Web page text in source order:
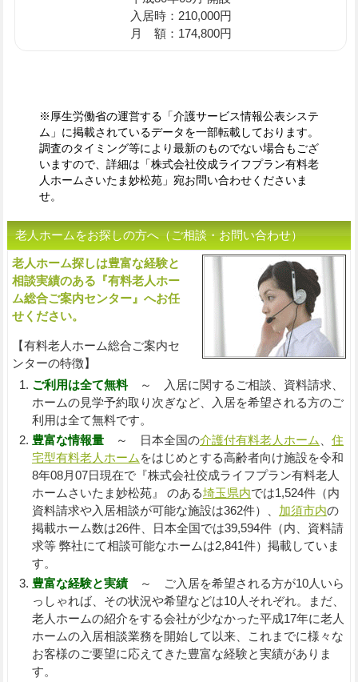
入居時：210,000円
月 額：174,800円
※厚生労働省の運営する「介護サービス情報公表システ
ム」に掲載されているデータを一部転載しております。
調査のタイミング等により最新のものでない場合もござ
いますので、詳細は「株式会社佼成ライフプラン有料老
人ホームさいたま妙松苑」宛お問い合わせくださいま
せ。
老人ホームをお探しの方へ（ご相談・お問い合わせ）
老人ホーム探しは豊富な経験と
相談実績のある『有料老人ホー
ム総合ご案内センター』へお任
せください。
【有料老人ホーム総合ご案内セ
ンターの特徴】
ご利用は全て無料～ 入居に関するご相談、資料請求、
ホームの見学予約取り次ぎなど、入居を希望される方のご
利用は全て無料です。
豊富な情報量～ 日本全国の介護付有料老人ホーム
住
宅型有料老人ホーム をはじめとする高齢者向け施設を令和
8年08月07日現在で『株式会社佼成ライフプラン有料老人
ホームさいたま妙松苑』 のある埼玉県内では1,524件（内
資料請求や入居相談が可能な施設は362件）、 加須市内の
掲載ホーム数は26件、日本全国では39,594件（内、資料請
求等 弊社にて相談可能なホームは2,841件）掲載していま
す。
豊富な経験と実績～ ご入居を希望される方が10人いら
っしゃれば、その状況や希望などは10人それぞれ。まだ、
老人ホームの紹介をする会社が少なかった平成17年に老人
ホームの入居相談業務を開始して以来、これまでに様々な
お客様のご要望に応えてきた豊富な経験と実績がありま
す。